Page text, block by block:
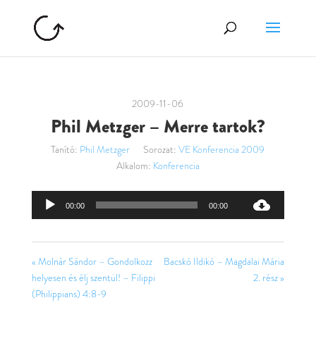
2009-11-06
Phil Metzger – Merre tartok?
Tanító: Phil Metzger Sorozat: VE Konferencia 2009
Alkalom: Konferencia
Audió
00:00 00:00
« Molnár Sándor – Gondolkozz
helyesen és élj szentül! – Filippi
(Philippians) 4:8-9
Bacskó Ildikó – Magdalai Mária
2. rész »